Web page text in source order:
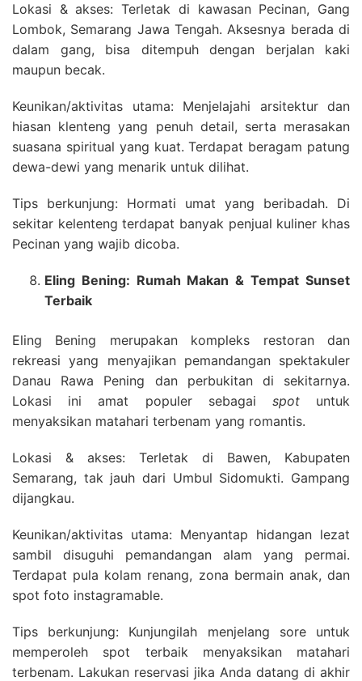
Lokasi & akses: Terletak di kawasan Pecinan, Gang
Lombok, Semarang Jawa Tengah. Aksesnya berada di
dalam gang, bisa ditempuh dengan berjalan kaki
maupun becak.
Keunikan/aktivitas utama: Menjelajahi arsitektur dan
hiasan klenteng yang penuh detail, serta merasakan
suasana spiritual yang kuat. Terdapat beragam patung
dewa-dewi yang menarik untuk dilihat.
Tips berkunjung: Hormati umat yang beribadah. Di
sekitar kelenteng terdapat banyak penjual kuliner khas
Pecinan yang wajib dicoba.
Eling Bening: Rumah Makan & Tempat Sunset
Terbaik
Eling Bening merupakan kompleks restoran dan
rekreasi yang menyajikan pemandangan spektakuler
Danau Rawa Pening dan perbukitan di sekitarnya.
Lokasi ini amat populer sebagai spotuntuk
menyaksikan matahari terbenam yang romantis.
Lokasi & akses: Terletak di Bawen, Kabupaten
Semarang, tak jauh dari Umbul Sidomukti. Gampang
dijangkau.
Keunikan/aktivitas utama: Menyantap hidangan lezat
sambil disuguhi pemandangan alam yang permai.
Terdapat pula kolam renang, zona bermain anak, dan
spot foto instagramable.
Tips berkunjung: Kunjungilah menjelang sore untuk
memperoleh spot terbaik menyaksikan matahari
terbenam. Lakukan reservasi jika Anda datang di akhir